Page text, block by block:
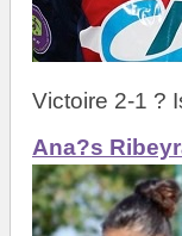
Victoire 2-1 ?
Ana?s